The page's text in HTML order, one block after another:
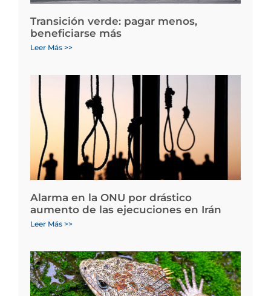
Transición verde: pagar menos,
beneficiarse más
Leer Más >>
Alarma en la ONU por drástico
aumento de las ejecuciones en Irán
Leer Más >>